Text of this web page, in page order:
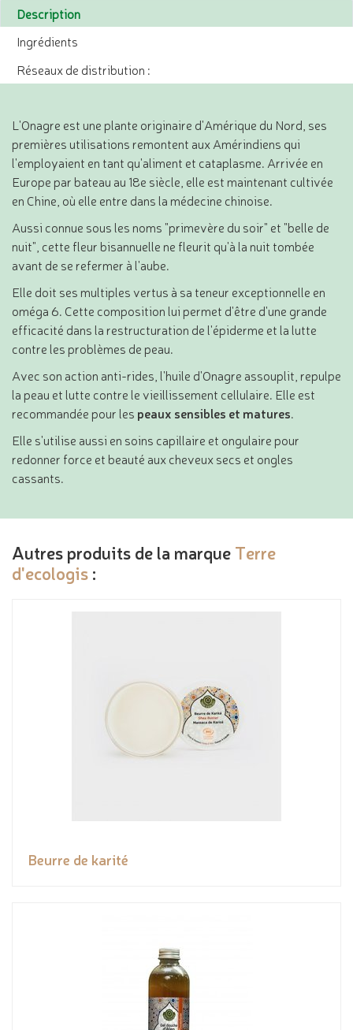
Description
Ingrédients
Réseaux de distribution :
L'Onagre est une plante originaire d'Amérique du Nord, ses
premières utilisations remontent aux Amérindiens qui
l'employaient en tant qu'aliment et cataplasme. Arrivée en
Europe par bateau au 18e siècle, elle est maintenant cultivée
en Chine, où elle entre dans la médecine chinoise.
Aussi connue sous les noms "primevère du soir" et "belle de
nuit", cette fleur bisannuelle ne fleurit qu'à la nuit tombée
avant de se refermer à l'aube.
Elle doit ses multiples vertus à sa teneur exceptionnelle en
oméga 6. Cette composition lui permet d'être d'une grande
efficacité dans la restructuration de l'épiderme et la lutte
contre les problèmes de peau.
Avec son action anti-rides, l'huile d'Onagre assouplit, repulpe
la peau et lutte contre le vieillissement cellulaire. Elle est
recommandée pour les peaux sensibles et matures.
Elle s'utilise aussi en soins capillaire et ongulaire pour
redonner force et beauté aux cheveux secs et ongles
cassants.
Autres produits de la marque Terre
d'ecologis :
Beurre de karité